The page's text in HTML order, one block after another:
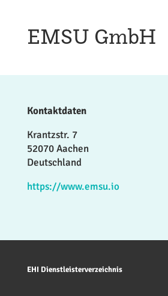
EMSU GmbH
Kontaktdaten
Krantzstr. 7
52070 Aachen
Deutschland
https://www.emsu.io
EHI Dienstleisterverzeichnis